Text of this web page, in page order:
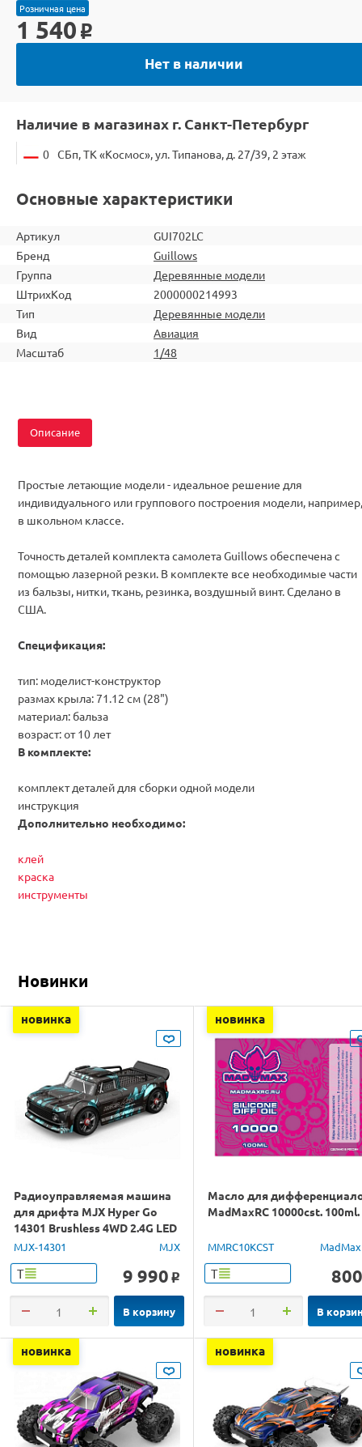
Розничная цена
1 540 o
Нет в наличии
Наличие в магазинах г. Санкт-Петербург
0 СБп, ТК «Космос», ул. Типанова, д. 27/39, 2 этаж
Основные характеристики
Артикул
GUI702LC
Бренд
Guillows
Группа
Деревянные модели
ШтрихКод
2000000214993
Тип
Деревянные модели
Вид
Авиация
Масштаб
1/48
Описание
Простые летающие модели - идеальное решение для
индивидуального или группового построения модели , например,
в школьном классе
Точность деталей комплекта самолета Guillows обеспечена с
помощью лазерной резки. В комплекте все необходимые части
из бальзы, нитки, ткань, резинка, воздушный винт. Сделано в
США.
Спецификация:
тип: моделист-конструктор
размах крыла: 71.12 см (28")
материал: бальза
возраст: от 10 лет
В комплекте:
комплект деталей для сборки одной модели
инструкция
Дополнительно необходимо:
клей
краска
инструменты
Новинки
новинка
Радиоуправляемая машина
для дрифта MJX Hyper Go
14301 Brushless 4WD 2.4G LED
1/14 RTR
MJX-14301 MJX
Т 9 990 o
В корзину
новинка
Масло для
MadMaxRC 10000cst. 100ml.
MMRC10KCST
Т 800
В
новинка новинка